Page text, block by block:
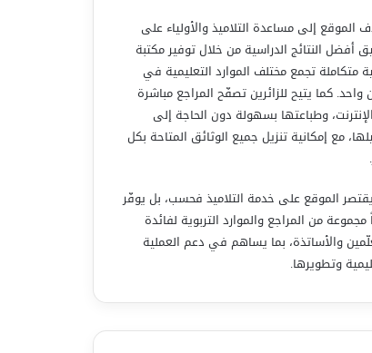
الموقع إلى مساعدة التلاميذ والأولياء على
أفضل النتائج الدراسية من خلال توفير مكتبة
متكاملة تجمع مختلف الموارد التعليمية في
واحد. كما يتيح للزائرين تصفّح المراجع مباشرة
وطباعتها بسهولة دون الحاجة إلى
مع إمكانية تنزيل جميع الوثائق المتاحة بكل
الموقع على خدمة التلاميذ فحسب، بل يوفّر
مجموعة من المراجع والموارد التربوية لفائدة
والأساتذة، بما يساهم في دعم العملية
وتطويرها.